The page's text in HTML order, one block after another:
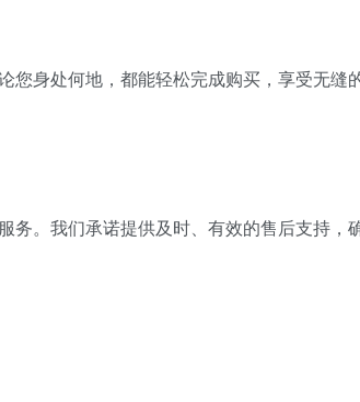
您身处何地，都能轻松完成购买，享受无缝
务。 我们承诺提供及时、有效的售后支持，